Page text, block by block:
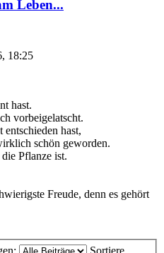
Leben...
18:25
hast.
vorbeigelatscht.
hast,
schön geworden.
Pflanze ist.
Freude, denn es gehört
Sortiere